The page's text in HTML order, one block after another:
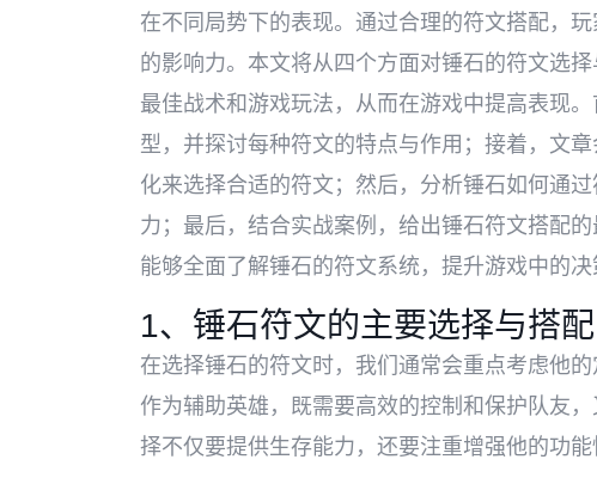
在不同局势下的表现。通过合理的符文搭配，
的影响力。本文将从四个方面对锤石的符文选
最佳战术和游戏玩法，从而在游戏中提高表现
型，并探讨每种符文的特点与作用；接着，文
化来选择合适的符文；然后，分析锤石如何通
力；最后，结合实战案例，给出锤石符文搭配
能够全面了解锤石的符文系统，提升游戏中的决
1、锤石符文的主要选择与搭配
在选择锤石的符文时，我们通常会重点考虑他
作为辅助英雄，既需要高效的控制和保护队友
择不仅要提供生存能力，还要注重增强他的功能